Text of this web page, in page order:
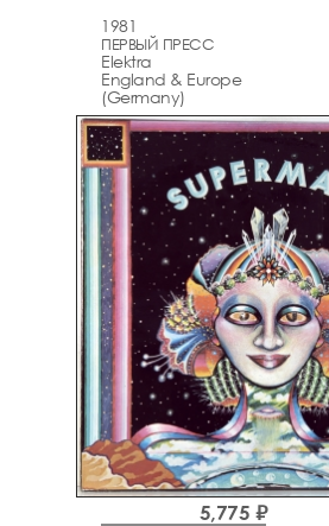
1981
ПЕРВЫЙ ПРЕСС
Elektra
England & Europe
(Germany)
5,775 ₽